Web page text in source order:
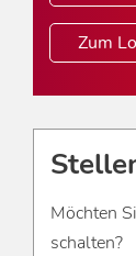
Zum
Möchten
schalten?